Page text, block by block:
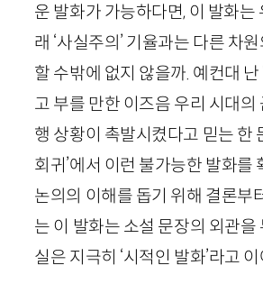
운 발화가 가능하다면, 이 발화는
래 ‘사실주의’ 기율과는 다른 차
할 수밖에 없지 않을까. 예컨대 난
고 부를 만한 이즈음 우리 시대의
행 상황이 촉발시켰다고 믿는 한
회귀’에서 이런 불가능한 발화를
논의의 이해를 돕기 위해 결론부
는 이 발화는 소설 문장의 외관을
실은 지극히 ‘시적인 발화’라고